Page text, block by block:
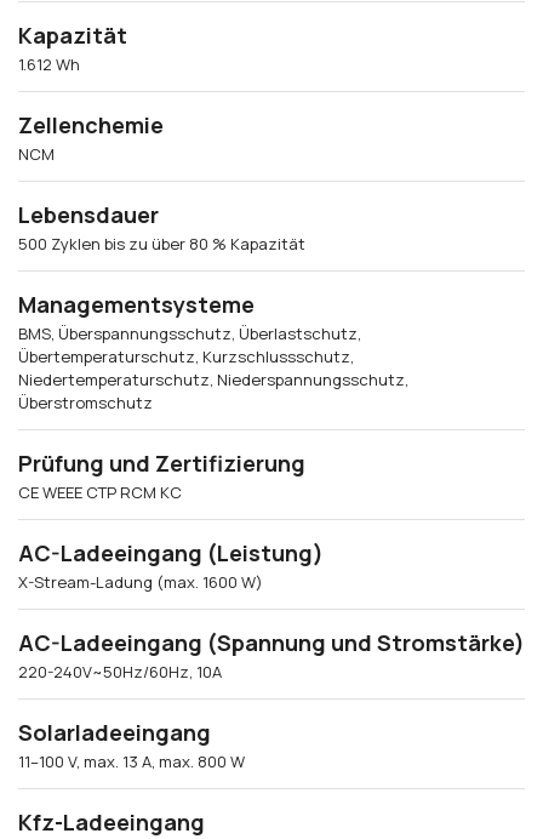
Kapazität
1.612 Wh
Zellenchemie
NCM
Lebensdauer
500 Zyklen bis zu über 80 % Kapazität
Managementsysteme
BMS, Überspannungsschutz, Überlastschutz,
Übertemperaturschutz, Kurzschlussschutz,
Niedertemperaturschutz, Niederspannungsschutz,
Überstromschutz
Prüfung und Zertifizierung
CE WEEE CTP RCM KC
AC-Ladeeingang (Leistung)
X-Stream-Ladung (max. 1600 W)
AC-Ladeeingang (Spannung und Stromstärke)
220-240V~50Hz/60Hz, 10A
Solarladeeingang
11–100 V, max. 13 A, max. 800 W
Kfz-Ladeeingang